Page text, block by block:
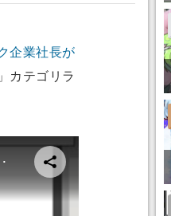
企業社長が
カテゴリラ